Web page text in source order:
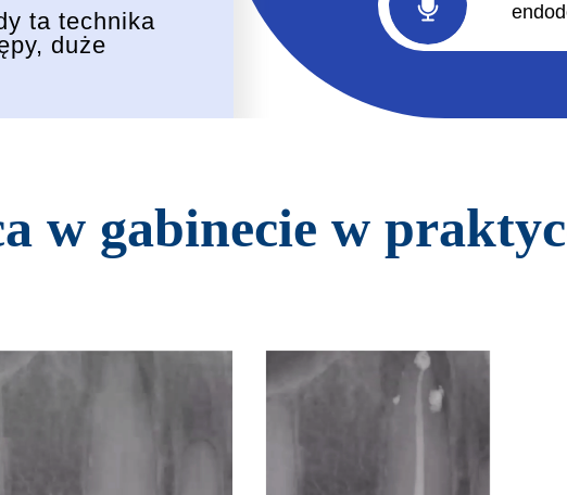
ta technika
duże
w gabinecie w